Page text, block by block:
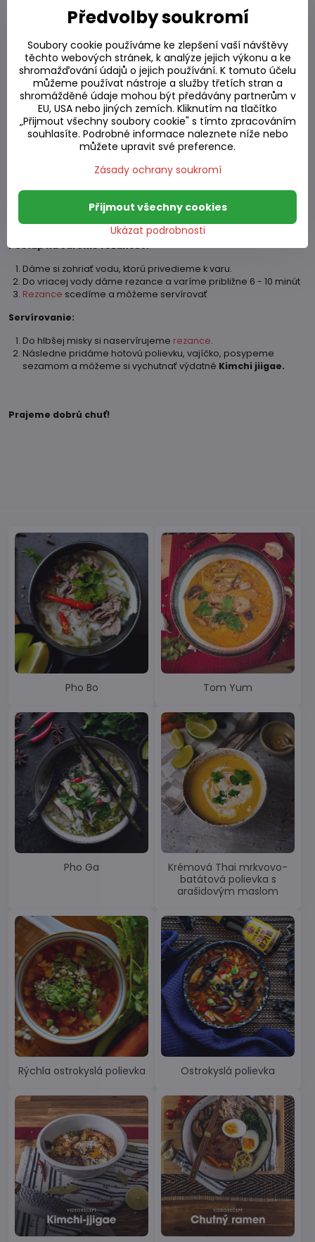
Umyjeme a nakrájame
huby, ktoré si odložíme nabok.
rozbalíme a opatrne ho nakrájame na kocky.
Jarnú cibuľku nakrájame na malé krúžky.
Rozpálime siwoka pripravíme si z vajíčok dve volské oka,
ktoré následne posypeme sezamom.
Očistené krevety jemne opražíme na rozpálenomwokua
odložíme nabok.
Dowokupridáme sezamový olej na ktorom opražíme
nakrájanéShimeji hubya následne pridámeKimchi, ktoré
podlejeme kuracím vývarom.
Všetko privedieme k varu a pridáme dve polievkové lyžice
gochujang pasty.
morské riasy, opražené krevety a dochutíme
Na záver posypeme celú polievku sezamom.
Postup na varenie rezancov:
Dáme si zohriať vodu, ktorú privedieme k varu.
Do vriacej vody dáme rezance a varíme približne 6 - 10 minút
Rezance scedíme a môžeme servírovať
Servírovanie:
Do hlbšej misky si naservírujeme rezance.
Následne pridáme hotovú polievku, vajíčko, posypeme
sezamom a môžeme si vychutnať výdatné Kimchi jiigae.
Prajeme dobrú chuť!
Pho Bo Tom Yum
Pho Ga
Krémová Thai mrkvovo-
batátová polievka s
arašidovým maslom
Rýchla ostrokyslá polievka Ostrokyslá polievka
Předvolby soukromí
Soubory cookie používáme ke zlepšení vaší návštěvy
těchto webových stránek, k analýze jejich výkonu a ke
shromažďování údajů o jejich používání. K tomuto účelu
můžeme používat nástroje a služby třetích stran a
shromážděné údaje mohou být předávány partnerům v
EU, USA nebo jiných zemích. Kliknutím na tlačítko
„Přijmout všechny soubory cookie" s tímto zpracováním
souhlasíte. Podrobné informace naleznete níže nebo
můžete upravit své preference.
Zásady ochrany soukromí
Ukázat podrobnosti
Přijmout všechny cookies